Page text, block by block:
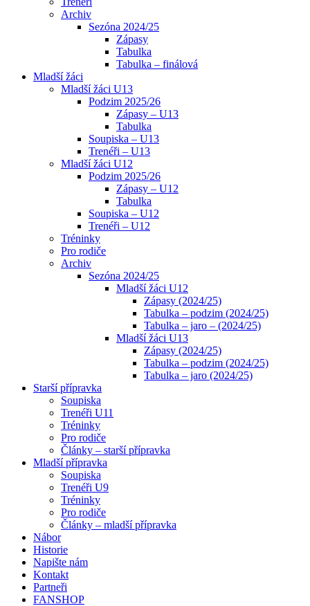
Archiv
Sezóna 2024/25
Zápasy
Tabulka
Tabulka – finálová
Mladší žáci
Mladší žáci U13
Podzim 2025/26
Zápasy – U13
Tabulka
Soupiska – U13
Trenéři – U13
Mladší žáci U12
Podzim 2025/26
Zápasy – U12
Tabulka
Soupiska – U12
Trenéři – U12
Tréninky
Pro rodiče
Archiv
Sezóna 2024/25
Mladší žáci U12
Zápasy (2024/25)
Tabulka – podzim (2024/25)
Tabulka – jaro – (2024/25)
Mladší žáci U13
Zápasy (2024/25)
Tabulka – podzim (2024/25)
Tabulka – jaro (2024/25)
Starší přípravka
Soupiska
Trenéři U11
Tréninky
Pro rodiče
Články – starší přípravka
Mladší přípravka
Soupiska
Trenéři U9
Tréninky
Pro rodiče
Články – mladší přípravka
Nábor
Historie
Napište nám
Kontakt
Partneři
FANSHOP